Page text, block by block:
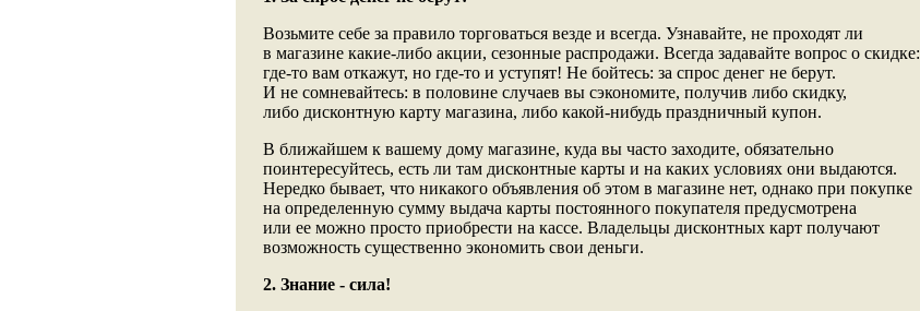
Возьмите себе за правило торговаться везде и всегда. Узнавайте, не проходят ли
в магазине какие-либо акции, сезонные распродажи. Всегда задавайте вопрос о скидке:
где-то вам откажут, но где-то и уступят! Не бойтесь: за спрос денег не берут.
И не сомневайтесь: в половине случаев вы сэкономите, получив либо скидку,
либо дисконтную карту магазина, либо какой-нибудь праздничный купон.
В ближайшем к вашему дому магазине, куда вы часто заходите, обязательно
поинтересуйтесь, есть ли там дисконтные карты и на каких условиях они выдаются.
Нередко бывает, что никакого объявления об этом в магазине нет, однако при покупке
на определенную сумму выдача карты постоянного покупателя предусмотрена
или ее можно просто приобрести на кассе. Владельцы дисконтных карт получают
возможность существенно экономить свои деньги.
2. Знание - сила!